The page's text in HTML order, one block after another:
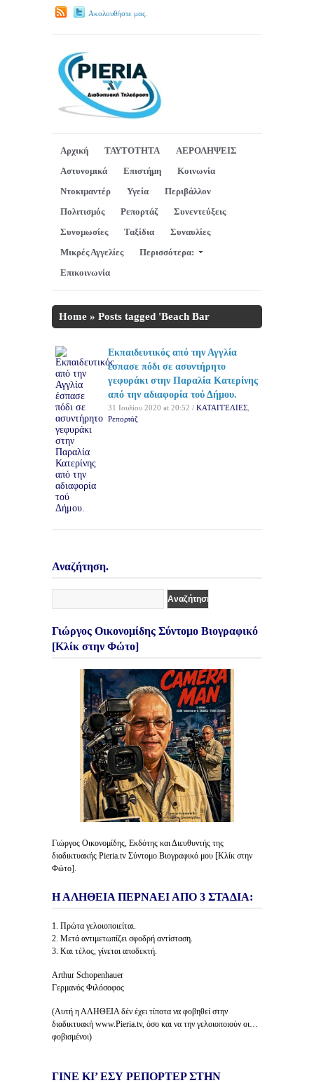
Ακολουθήστε μας.
Αρχική ΤΑΥΤΟΤΗΤΑ
ΑΕΡΟΛΗΨΕΙΣ
Αστυνομικά
Επιστήμη
Κοινωνία
Ντοκιμαντέρ
Υγεία
Περιβάλλον
Πολιτισμός
Ρεπορτάζ
Συνεντεύξεις
Συνομωσίες
Ταξίδια
Συναυλίες
Μικρές Αγγελίες
Περισσότερα:
Επικοινωνία
Home » Posts tagged 'Beach Bar
Εκπαιδευτικός από την Αγγλία
έσπασε πόδι σε ασυντήρητο
γεφυράκι στην Παραλία Κατερίνης
από την αδιαφορία τού Δήμου.
31 Ιουλίου 2020 at 20:52 / ΚΑΤΑΓΓΕΛΙΕΣ
Ρεπορτάζ
Αναζήτηση.
Γιώργος Οικονομίδης Σύντομο Βιογραφικό
[Κλίκ στην Φώτο]
Γιώργος Οικονομίδης, Εκδότης και Διευθυντής της
διαδικτυακής Pieria.tv Σύντομο Βιογραφικό μου [Κλίκ στην
Φώτο].
Η ΑΛΗΘΕΙΑ ΠΕΡΝΑΕΙ ΑΠΟ 3 ΣΤΑΔΙΑ:
1. Πρώτα γελοιοποιείται.
2. Μετά αντιμετωπίζει σφοδρή αντίσταση.
3. Και τέλος, γίνεται αποδεκτή.
Arthur Schopenhauer
Γερμανός Φιλόσοφος
(Αυτή η ΑΛΗΘΕΙΑ δέν έχει τίποτα να φοβηθεί στην
διαδικτυακή www.Pieria.tv, όσο και να την γελοιοποιούν οι…
φοβισμένοι)
ΓΙΝΕ ΚΙ’ ΕΣΥ ΡΕΠΟΡΤΕΡ ΣΤΗΝ